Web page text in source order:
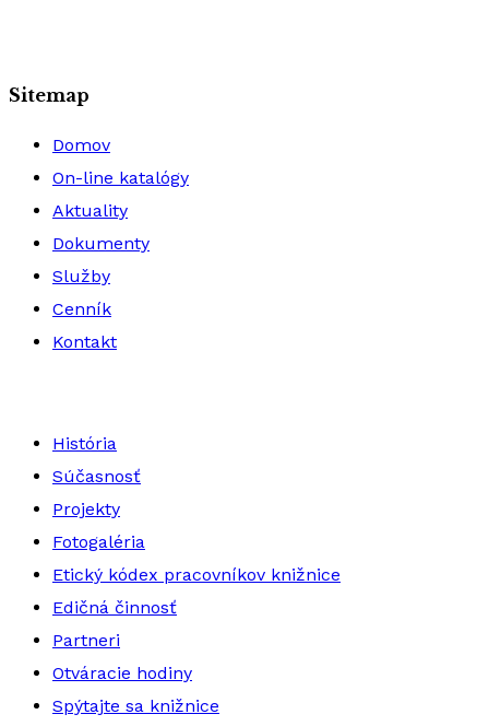
Sitemap
Domov
On-line katalógy
Aktuality
Dokumenty
Služby
Cenník
Kontakt
História
Súčasnosť
Projekty
Fotogaléria
Etický kódex pracovníkov knižnice
Edičná činnosť
Partneri
Otváracie hodiny
Spýtajte sa knižnice